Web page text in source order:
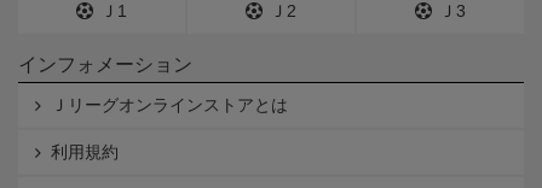
Ｊ1 Ｊ2 Ｊ3
インフォメーション
Ｊリーグオンラインストアとは
利用規約